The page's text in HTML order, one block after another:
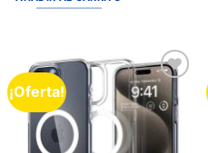
¡Oferta!
Añadir
a la
lista de
deseos